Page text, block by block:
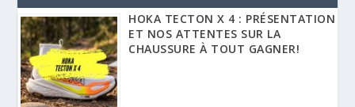
HOKA TECTON X 4 : PRÉSENTATION
ET NOS ATTENTES SUR LA
CHAUSSURE À TOUT GAGNER!